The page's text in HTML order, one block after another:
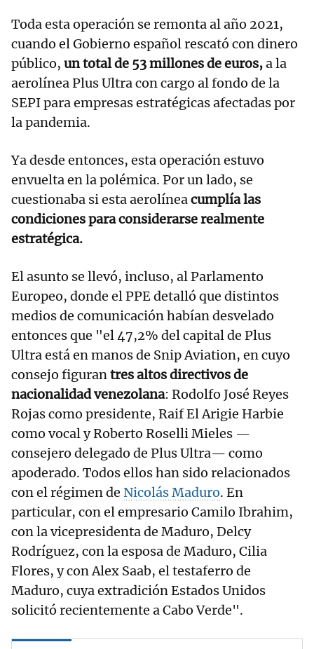
Toda esta operación se remonta al año 2021,
cuando el Gobierno español rescató con dinero
público, un total de 53 millones de euros,a la
aerolínea Plus Ultra con cargo al fondo de la
SEPI para empresas estratégicas afectadas por
la pandemia.
Ya desde entonces, esta operación estuvo
envuelta en la polémica. Por un lado, se
cuestionaba si esta aerolíneacumplía las
condiciones para considerarse realmente
estratégica.
El asunto se llevó, incluso, al Parlamento
Europeo, donde el PPE detalló que distintos
medios de comunicación habían desvelado
entonces que "el 47,2% del capital de Plus
Ultra está en manos de Snip Aviation, en cuyo
consejo figurantres altos directivos de
nacionalidad venezolana: Rodolfo José Reyes
Rojas como presidente, Raif El Arigie Harbie
como vocal y Roberto Roselli Mieles —
consejero delegado de Plus Ultra— como
apoderado. Todos ellos han sido relacionados
con el régimen de Nicolás Maduro. En
particular, con el empresario Camilo Ibrahim,
con la vicepresidenta de Maduro, Delcy
Rodríguez, con la esposa de Maduro, Cilia
Flores, y con Alex Saab, el testaferro de
Maduro, cuya extradición Estados Unidos
solicitó recientemente a Cabo Verde".